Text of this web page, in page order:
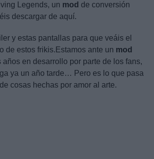
Legends, un mod de conversión
descargar de aquí.
y estas pantallas para que veáis el
de estos frikis.Estamos ante un mod
años en desarrollo por parte de los fans,
ya un año tarde… Pero es lo que pasa
cosas hechas por amor al arte.